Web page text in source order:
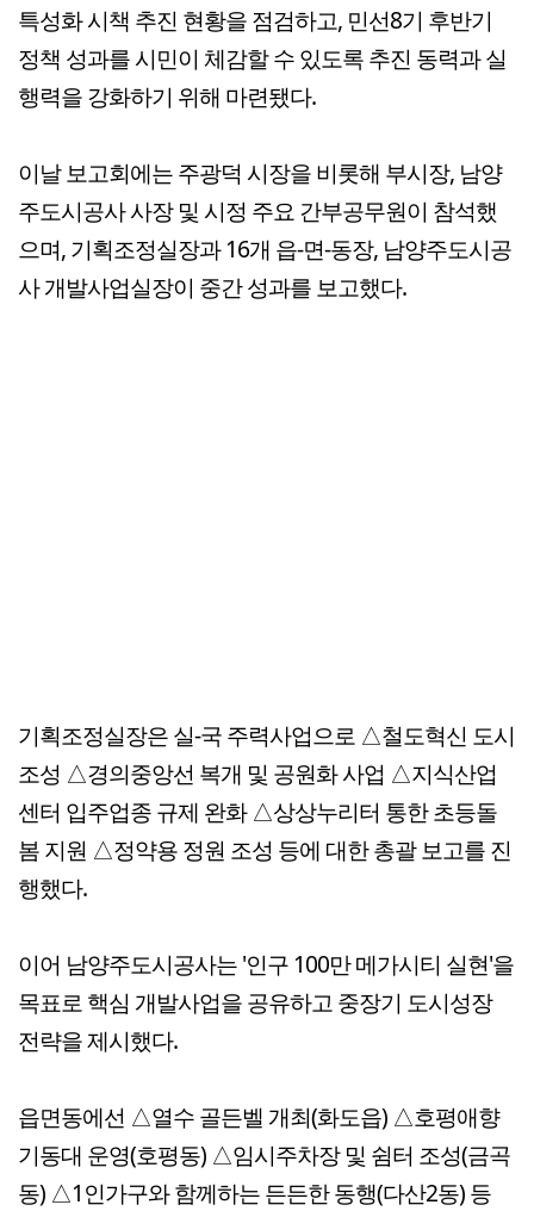
특성화 시책 추진 현황을 점검하고, 민선8기 후반기
정책 성과를 시민이 체감할 수 있도록 추진 동력과 실
행력을 강화하기 위해 마련됐다.
이날 보고회에는 주광덕 시장을 비롯해 부시장, 남양
주도시공사 사장 및 시정 주요 간부공무원이 참석했
으며, 기획조정실장과 16개 읍-면-동장, 남양주도시공
사 개발사업실장이 중간 성과를 보고했다.
기획조정실장은 실-국 주력사업으로 △철도혁신 도시
조성 △경의중앙선 복개 및 공원화 사업 △지식산업
센터 입주업종 규제 완화 △상상누리터 통한 초등돌
봄 지원 △정약용 정원 조성 등에 대한 총괄 보고를 진
행했다.
이어 남양주도시공사는 '인구 100만 메가시티 실현'을
목표로 핵심 개발사업을 공유하고 중장기 도시성장
전략을 제시했다.
읍면동에선 △열수 골든벨 개최(화도읍) △호평애향
기동대 운영(호평동) △임시주차장 및 쉼터 조성(금곡
동) △1인가구와 함께하는 든든한 동행(다산2동) 등